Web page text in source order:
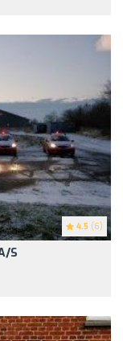
4.5 (6)
S